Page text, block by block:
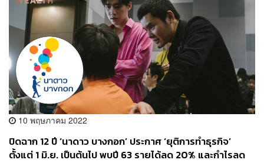
10 พฤษภาคม 2022
ปิดฉาก 12 ปี ‘นาดาว บางกอก’ ประกาศ ‘ยุติการทำธุรกิจ’
ตั้งแต่ 1 มิ.ย. เป็นต้นไป พบปี 63 รายได้ลด 20% และกำไรลด